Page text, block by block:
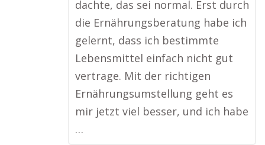
dachte, das sei normal. Erst durch
die Ernährungsberatung habe ich
gelernt, dass ich bestimmte
Lebensmittel einfach nicht gut
vertrage. Mit der richtigen
Ernährungsumstellung geht es
mir jetzt viel besser, und ich habe
…